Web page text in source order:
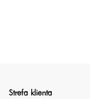
Strefa klienta